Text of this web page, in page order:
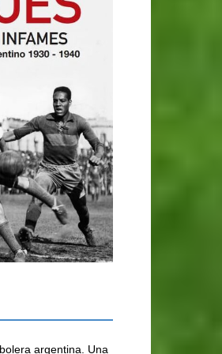
argentina. Una